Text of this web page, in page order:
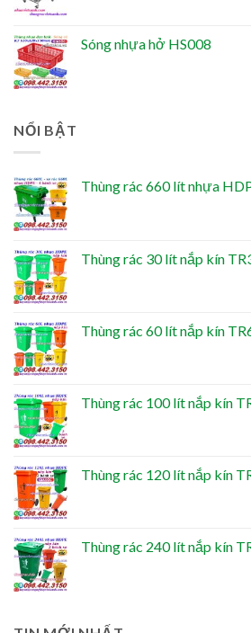
Sóng nhựa hở HS008
NỔI BẬT
Thùng rác 660 lít nhựa
Thùng rác 30 lít nắp kín
Thùng rác 60 lít nắp kín
Thùng rác 100 lít nắp kín
Thùng rác 120 lít nắp kín
Thùng rác 240 lít nắp kín